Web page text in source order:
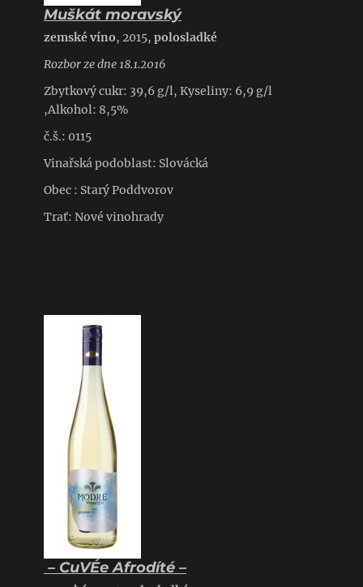
Muškát moravský
zemské víno, 2015, polosladké
Rozbor ze dne 18.1.2016
Zbytkový cukr: 39,6 g/l, Kyseliny: 6,9 g/l
,Alkohol: 8,5%
č.š.: 0115
Vinařská podoblast: Slovácká
Obec : Starý Poddvorov
Trať: Nové vinohrady
– CuVÉe Afrodíté –